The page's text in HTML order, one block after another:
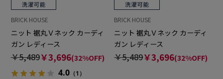
BRICK HOUSE
ニット 裾丸Ｖネック カーディ
ガン レディース
￥5,489￥3,696(32%OFF)
4.0（1）
BRICK HOUSE
ニット 裾丸Ｖネック カーディ
ガン レディース
￥5,489￥3,696(32%OFF)